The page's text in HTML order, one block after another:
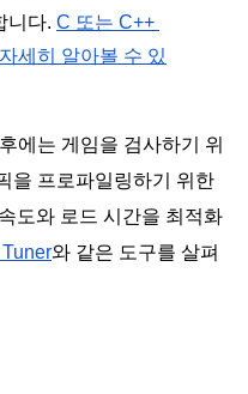
니다. C 또는 C++
세히 알아볼 수 있
에는 게임을 검사하기 위
도와 로드 시간을 최적화
와 같은 도구를 살펴